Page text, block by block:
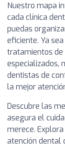
Nuestro mapa
cada clínica
puedas
eficiente. Ya
tratamientos de
especializados,
dentistas de
la mejor
Descubre las
asegura el
merece.
atención dental